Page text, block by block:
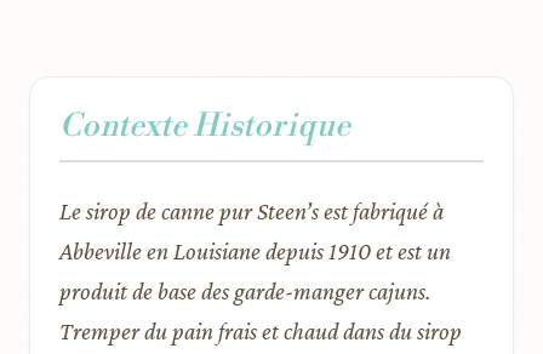
Contexte Historique
Le sirop de canne pur Steen’s est fabriqué à
Abbeville en Louisiane depuis 1910 et est un
produit de base des garde-manger cajuns.
Tremper du pain frais et chaud dans du sirop